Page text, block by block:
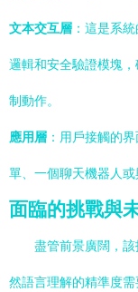
文本交互層 ：這是系
邏輯和安全驗證模塊
制動作。
應用層 ：用戶接觸的
單、一個聊天機器人或
面臨的挑戰與
盡管前景廣闊，
然語言理解的精準度